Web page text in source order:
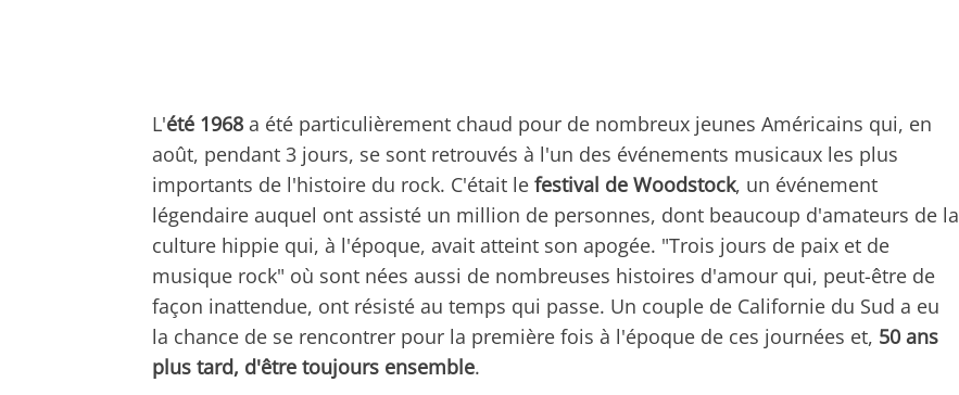
L'été 1968 a été particulièrement chaud pour de nombreux jeunes Américains qui, en
août, pendant 3 jours, se sont retrouvés à l'un des événements musicaux les plus
importants de l'histoire du rock. C'était le festival de Woodstock, un événement
légendaire auquel ont assisté un million de personnes, dont beaucoup d'amateurs de la
culture hippie qui, à l'époque, avait atteint son apogée. "Trois jours de paix et de
musique rock" où sont nées aussi de nombreuses histoires d'amour qui, peut-être de
façon inattendue, ont résisté au temps qui passe. Un couple de Californie du Sud a eu
la chance de se rencontrer pour la première fois à l'époque de ces journées et, 50 ans
plus tard, d'être toujours ensemble.